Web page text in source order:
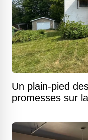
Un plain-pied
promesses sur